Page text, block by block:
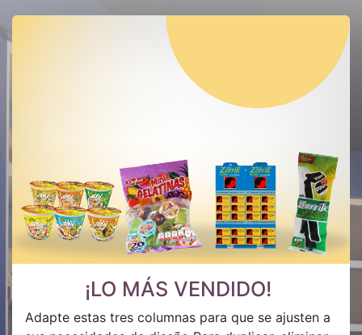
¡LO MÁS VENDIDO!
Adapte estas tres columnas para que se ajusten a